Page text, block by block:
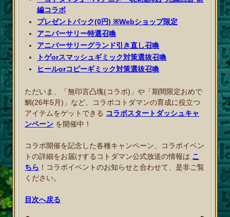
編コラボ
プレゼントパック(0円) ※Webショップ限定
アニバーサリー特選召喚
アニバーサリーグランド引き直し召喚
トゲorスマッシュギミック対策選抜召喚
ヒールorコピーギミック対策選抜召喚
ただいま、「無印言凸塊(コラボ)」や「期間限定おめで
鯛(26年5月)」など、コラボコトダマンの育成に役立つ
アイテムをゲットできる コラボスタートダッシュキャ
ンペーン を開催中！
コラボ開催を記念した各種キャンペーン、コラボイベン
トの詳細をお届けするコトダマン公式放送の情報は こ
ちら ！コラボイベントのお知らせと合わせて、是非ご覧
ください。
目次へ戻る